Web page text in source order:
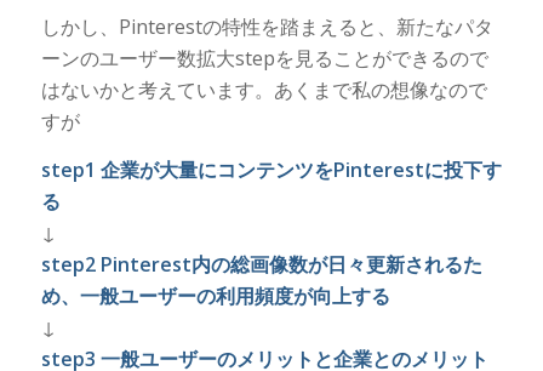
しかし、Pinterestの特性を踏まえると、新たなパタ
ーンのユーザー数拡大stepを見ることができるので
はないかと考えています。あくまで私の想像なので
すが
step1 企業が大量にコンテンツをPinterestに投下す
る
↓
step2 Pinterest内の総画像数が日々更新されるた
め、一般ユーザーの利用頻度が向上する
↓
step3 一般ユーザーのメリットと企業とのメリット